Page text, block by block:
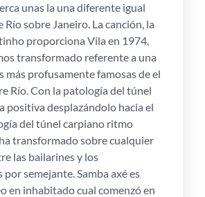
unas la una diferente igual
Río sobre Janeiro. La canción, la
proporciona Vila en 1974,
transformado referente a una
más profusamente famosas de el
Río. Con la patologí­a del túnel
positiva desplazándolo hacia el
del túnel carpiano ritmo
transformado sobre cualquier
las bailarines y los
semejante. Samba axé es
en inhabitado cual comenzó en